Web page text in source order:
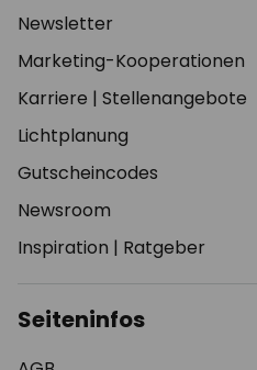
Newsletter
Marketing-Kooperationen
Karriere | Stellenangebote
Lichtplanung
Gutscheincodes
Newsroom
Inspiration | Ratgeber
Seiteninfos